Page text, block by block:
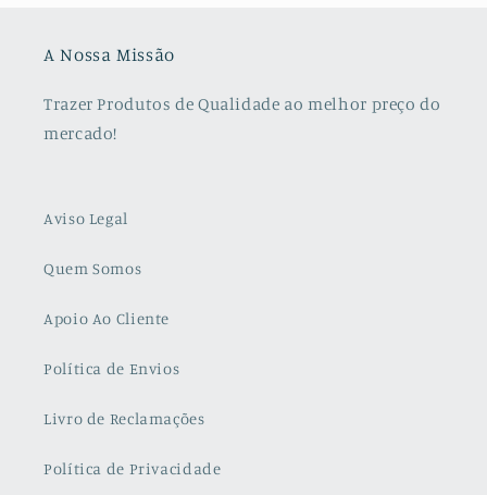
A Nossa Missão
Trazer Produtos de Qualidade ao melhor preço do
mercado!
Aviso Legal
Quem Somos
Apoio Ao Cliente
Política de Envios
Livro de Reclamações
Política de Privacidade